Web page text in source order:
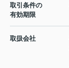
取引条件の
有効期限
取扱会社